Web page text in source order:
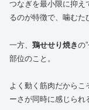
つなぎを最小限に抑え
るのが特徴で、噛むた
一方、 鶏せせり焼きの
部位のこと。
よく動く筋肉だからこ
ーさが同時に感じられ